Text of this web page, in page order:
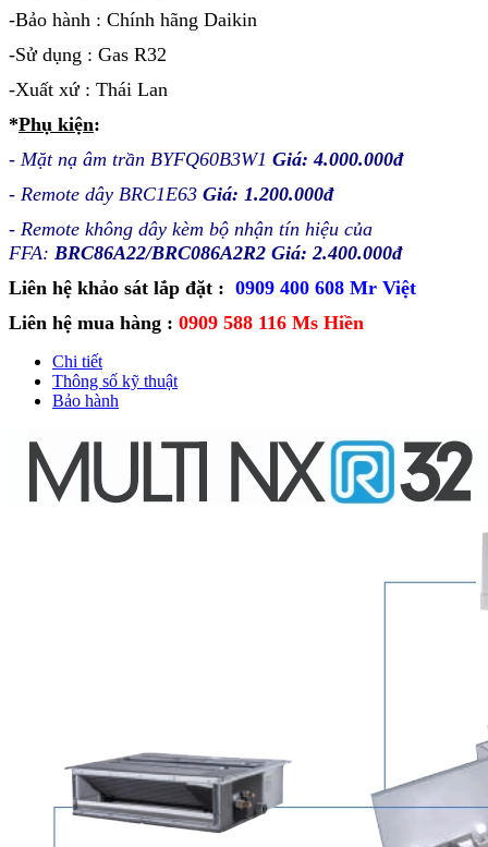
-Bảo hành : Chính hãng Daikin
-Sử dụng : Gas R32
-Xuất xứ : Thái Lan
*Phụ kiện:
- Mặt nạ âm trần BYFQ60B3W1 Giá: 4.000.000đ
- Remote dây BRC1E63 Giá: 1.200.000đ
- Remote không dây kèm bộ nhận tín hiệu của
FFA: BRC86A22/BRC086A2R2 Giá: 2.400.000đ
Liên hệ khảo sát lắp đặt : 0909 400 608 Mr Việt
Liên hệ mua hàng : 0909 588 116 Ms Hiền
Chi tiết
Thông số kỹ thuật
Bảo hành